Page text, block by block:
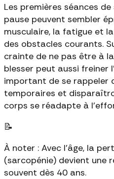
Les premières séances
pause peuvent sembler
musculaire, la fatigue et
des obstacles courants.
crainte de ne pas être à
blesser peut aussi freiner
important de se rappeler
temporaires et
corps se réadapte à
📝
À noter : Avec l'âge, la
(sarcopénie) devient une
souvent dès 40 ans.